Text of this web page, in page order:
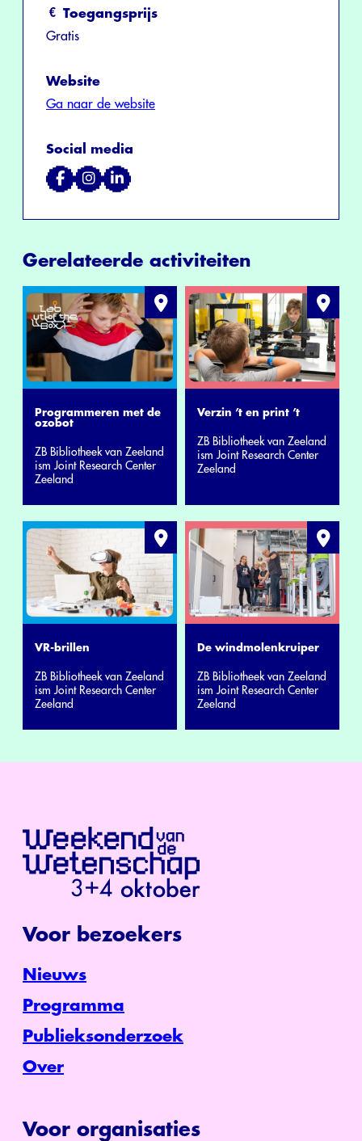
Toegangsprijs
Gratis
Website
Ga naar de website
Social media
Gerelateerde activiteiten
Programmeren met de
ozobot
ZB Bibliotheek van Zeeland
ism Joint Research Center
Zeeland
Verzin ’t en print ’t
ZB Bibliotheek van Zeeland
ism Joint Research Center
Zeeland
VR-brillen
ZB Bibliotheek van Zeeland
ism Joint Research Center
Zeeland
De windmolenkruiper
ZB Bibliotheek van Zeeland
ism Joint Research Center
Zeeland
Voor bezoekers
Nieuws
Programma
Publieksonderzoek
Over
Voor organisaties